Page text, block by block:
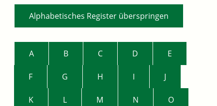
Alphabetisches Register überspringen
A B C D E
F G H I J
K L M N O